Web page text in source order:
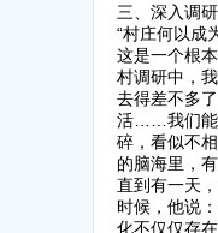
三、深入调研
“村庄何以成
这是一个根
村调研中，
去得差不多
活……我们能
碎，看似不
的脑海里，
直到有一天
时候，他说
化不仅仅存